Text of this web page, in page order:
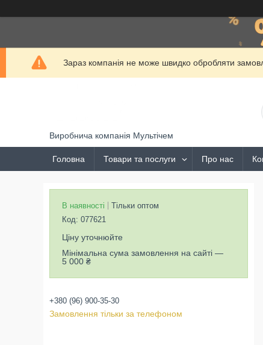
Зараз компанія не може швидко обробляти
Виробнича компанія Мультічем
Головна Товари та послуги Про нас
В наявності
Тільки оптом
Код: 077621
Ціну уточнюйте
Мінімальна сума замовлення на сайті —
5 000 ₴
+380 (96) 900-35-30
Замовлення тільки за телефоном